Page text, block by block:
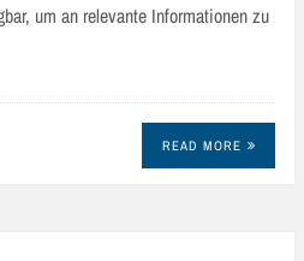
um an relevante Informationen zu
READ MORE